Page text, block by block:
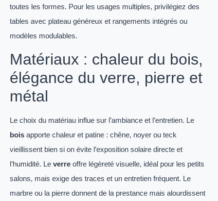
toutes les formes. Pour les usages multiples, privilégiez des
tables avec plateau généreux et rangements intégrés ou
modèles modulables.
Matériaux : chaleur du bois,
élégance du verre, pierre et
métal
Le choix du matériau influe sur l’ambiance et l’entretien. Le
bois apporte chaleur et patine : chêne, noyer ou teck
vieillissent bien si on évite l’exposition solaire directe et
l’humidité. Le verre offre légèreté visuelle, idéal pour les petits
salons, mais exige des traces et un entretien fréquent. Le
marbre ou la pierre donnent de la prestance mais alourdissent